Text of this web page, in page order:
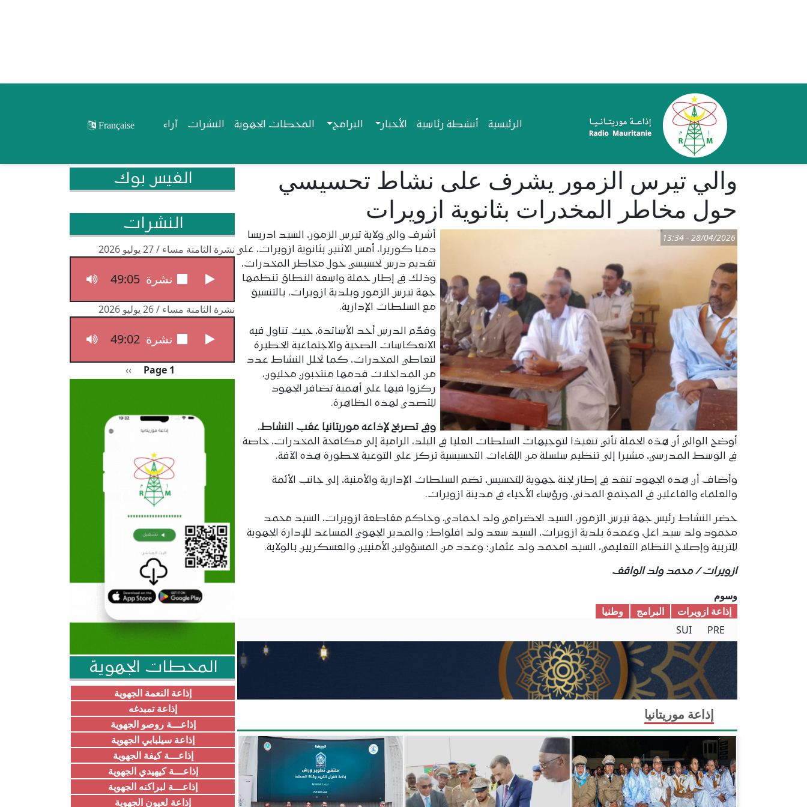
Navigation principale
الرئيسية أنشطة رئاسية الأخبار البرامج المحطات الجهوية النشرات آراء Française
والي تيرس الزمور يشرف على نشاط تحسيسي
حول مخاطر المخدرات بثانوية ازويرات
28/04/2026 - 13:34
أشرف والي ولاية تيرس الزمور، السيد ادريسا
دمبا كوريرا، أمس الاثنين بثانوية ازويرات، على
تقديم درس تحسيسي حول مخاطر المخدرات،
وذلك في إطار حملة واسعة النطاق تنظمها
جهة تيرس الزمور وبلدية ازويرات، بالتنسيق
مع السلطات الإدارية.
وقدّم الدرس أحد الأساتذة، حيث تناول فيه
الانعكاسات الصحية والاجتماعية الخطيرة
لتعاطي المخدرات، كما تخلل النشاط عدد
من المداخلات قدمها منتخبون محليون،
ركزوا فيها على أهمية تضافر الجهود
للتصدي لهذه الظاهرة.
وفي تصريح لإذاعة موريتانيا عقب النشاط،
أوضح الوالي أن هذه الحملة تأتي تنفيذا لتوجيهات السلطات العليا في البلد، الرامية إلى مكافحة المخدرات، خاصة
في الوسط المدرسي، مشيرا إلى تنظيم سلسلة من اللقاءات التحسيسية تركز على التوعية بخطورة هذه الآفة.
وأضاف أن هذه الجهود تنفذ في إطار لجنة جهوية للتحسيس، تضم السلطات الإدارية والأمنية، إلى جانب الأئمة
والعلماء والفاعلين في المجتمع المدني، ورؤساء الأحياء في مدينة ازويرات.
حضر النشاط رئيس جهة تيرس الزمور، السيد الحضرامي ولد احمادي، وحاكم مقاطعة ازويرات، السيد محمد
محمود ولد سيد اعل، وعمدة بلدية ازويرات، السيد سعد ولد افلواط؛ والمدير الجهوي المساعد للإدارة الجهوية
للتربية وإصلاح النظام التعليمي، السيد امحمد ولد عثمان؛ وعدد من المسؤولين الأمنيين والعسكريين بالولاية.
ازويرات / محمد ولد الواقف
وسوم
إذاعة ازويرات
البرامج
وطنیا
PRE
SUI
إذاعة موريتانيا
الفيس بوك
النشرات
نشرة الثامنة مساء / 27 يوليو 2026
نشرة الثامنة مساء / 27 يوليو 2026
49:05
نشرة الثامنة مساء / 26 يوليو 2026
نشرة الثامنة مساء / 26 يوليو 2026
49:02
Pagination
Page 1 الصفحة التالية
››
المحطات الجهوية
إذاعة النعمة الجهوية
إذاعة تمبدغه
إذاعـــة روصو الجهوية
إذاعة سيلبابي الجهوية
إذاعـــة كيفة الجهوية
إذاعـــة كيهيدي الجهوية
إذاعـــة لبراكنه الجهوية
إذاعة لعيون الجهوية